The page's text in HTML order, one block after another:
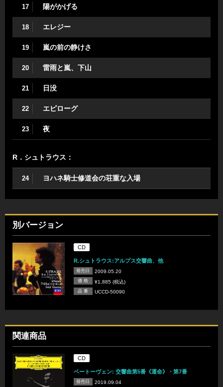
17 陽がかげる
18 エレジー
19 嵐の前の静けさ
20 雷雨と嵐、下山
21 日没
22 エピローグ
23 夜
R．シュトラウス：
24 ヨハネ騎士修道会の荘重な入場
別バージョン
CD
R.シュトラウス:アルプス交響曲、他
発売日 2009.05.20
価 格 ¥1,885 (税込)
品 番 UCCD-50090
関連商品
CD
ベートーヴェン: 交響曲第5番《運命》・第7番
発売日 2019.09.04